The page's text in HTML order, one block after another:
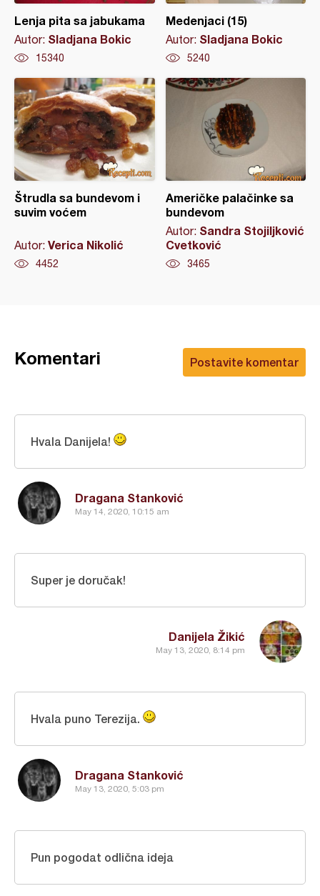
Lenja pita sa jabukama
Autor: Sladjana Bokic
15340
Medenjaci (15)
Autor: Sladjana Bokic
5240
Štrudla sa bundevom i
suvim voćem
Autor: Verica Nikolić
4452
Američke palačinke sa
bundevom
Autor: Sandra Stojiljković
Cvetković
3465
Postavite komentar
Komentari
Dragana Stanković
May 14, 2020, 10:15 am
Hvala Danijela!
Danijela Žikić
May 13, 2020, 8:14 pm
Super je doručak!
Dragana Stanković
May 13, 2020, 5:03 pm
Hvala puno Terezija.
Pun pogodat odlična ideja